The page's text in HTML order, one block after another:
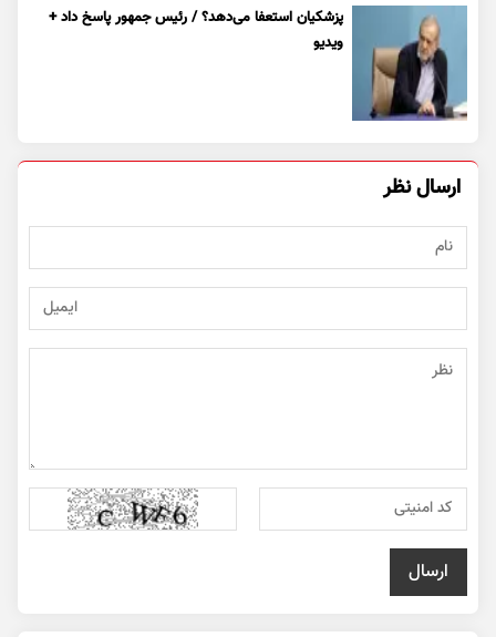
پزشکیان استعفا می‌دهد؟ / رئیس جمهور پاسخ داد +
ویدیو
ارسال نظر